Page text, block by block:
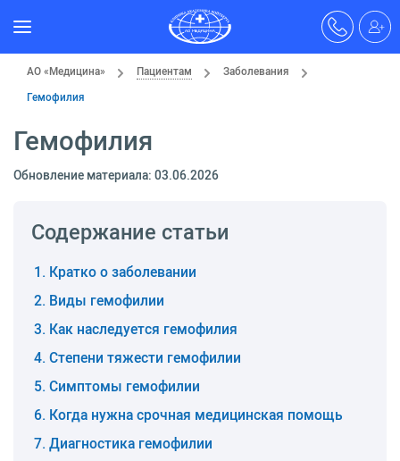
АО «Медицина» Пациентам
Заболевания
Гемофилия
Гемофилия
Обновление материала: 03.06.2026
Содержание статьи
Кратко о заболевании
Виды гемофилии
Как наследуется гемофилия
Степени тяжести гемофилии
Симптомы гемофилии
Когда нужна срочная медицинская помощь
Диагностика гемофилии